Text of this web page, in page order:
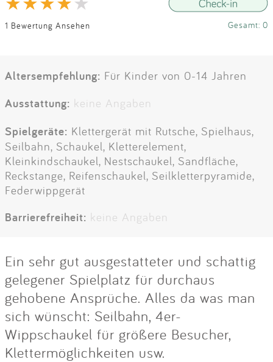
1 Bewertung Ansehen Gesamt: 0
Altersempfehlung: Für Kinder von 0-14 Jahren
Ausstattung: keine Angaben
Spielgeräte: Klettergerät mit Rutsche, Spielhaus,
Seilbahn, Schaukel, Kletterelement,
Kleinkindschaukel, Nestschaukel, Sandfläche,
Reckstange, Reifenschaukel, Seilkletterpyramide,
Federwippgerät
Barrierefreiheit: keine Angaben
Ein sehr gut ausgestatteter und schattig
gelegener Spielplatz für durchaus
gehobene Ansprüche. Alles da was man
sich wünscht: Seilbahn, 4er-
Wippschaukel für größere Besucher,
Klettermöglichkeiten usw.